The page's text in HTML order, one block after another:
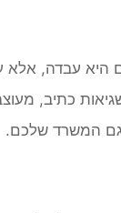
עבדה, אלא
כתיב,
גם המשרד שלכם.